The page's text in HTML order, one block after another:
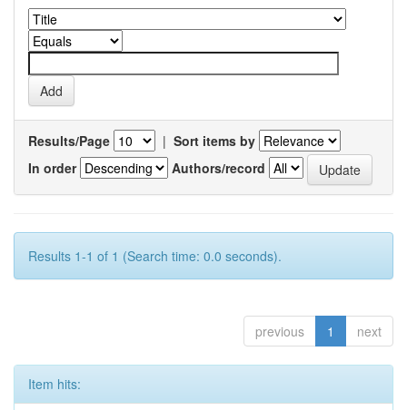
Results/Page | Sort items by
In order
Authors/record
Results 1-1 of 1 (Search time: 0.0 seconds).
previous 1 next
Item hits: